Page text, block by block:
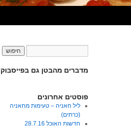
מדברים מהבטן גם בפייסבוק
פוסטים אחרונים
ליל חאניה – טעימות מחאניה
(כרתים)
חדשות האוכל 28.7.16